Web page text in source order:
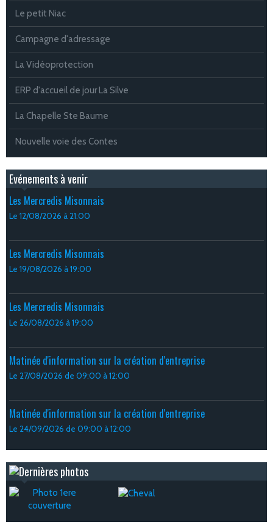
Le petit Niac
Campagne d'adressage
La Vidéoprotection
ERP d'accueil de jour La Silve
La Chapelle Ste Baume
Nouvelle voie des Contes
Evénements à venir
Les Mercredis Misonnais
Le 12/08/2026 à 21:00
Les Mercredis Misonnais
Le 19/08/2026 à 19:00
Les Mercredis Misonnais
Le 26/08/2026 à 19:00
Matinée d'information sur la création d'entreprise
Le 27/08/2026 de 09:00 à 12:00
Matinée d'information sur la création d'entreprise
Le 24/09/2026 de 09:00 à 12:00